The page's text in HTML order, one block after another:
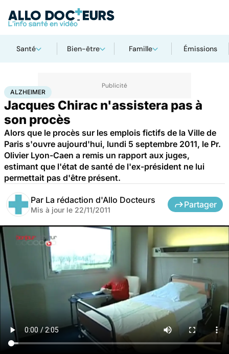
Santé Bien-être Famille Émissions
AccueilSanté Maladies Maladies neurologiques
ALZHEIMER
Jacques Chirac n'assistera pas à
son procès
Alors que le procès sur les emplois fictifs de la Ville de
Paris s'ouvre aujourd'hui, lundi 5 septembre 2011, le Pr.
Olivier Lyon-Caen a remis un rapport aux juges,
estimant que l'état de santé de l'ex-président ne lui
permettait pas d'être présent.
Par La rédaction d'Allo Docteurs
Mis à jour le 22/11/2011
Partager